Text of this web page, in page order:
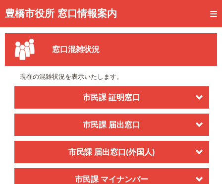
豊橋市役所 窓口情報案内
トップページ
事前予約
予約状況確認
待ち状況確認
交付状況確認
メール通知登録
混雑予想カレンダー
窓口混雑状況
現在の混雑状況を表示いたします。
市民課 証明窓口
市民課 届出窓口
市民課 届出窓口(外国人)
市民課 マイナンバー